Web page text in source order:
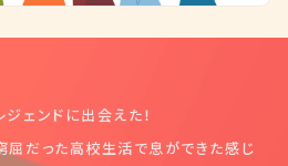
ェンドに出会えた！
屈だった高校生活で息ができた感じ